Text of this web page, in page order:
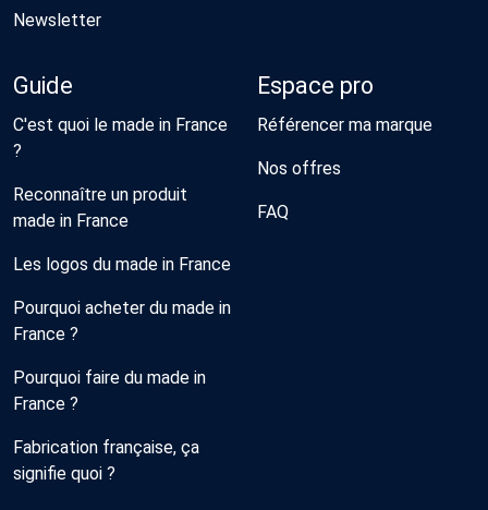
Newsletter
Guide
C'est quoi le made in France
?
Reconnaître un produit
made in France
Les logos du made in France
Pourquoi acheter du made in
France ?
Pourquoi faire du made in
France ?
Fabrication française, ça
signifie quoi ?
Espace pro
Référencer ma marque
Nos offres
FAQ